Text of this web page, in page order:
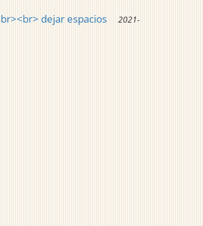
dejar espacios
2021-